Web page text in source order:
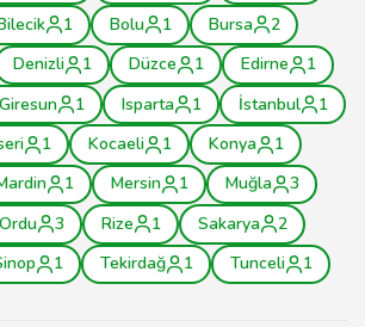
1 Bolu 1 Bursa
2
Denizli 1 Düzce 1 Edirne
1
Giresun 1 Isparta 1 İstanbul
1
1 Kocaeli 1 Konya
1
1 Mersin 1 Muğla
3
Ordu 3 Rize 1 Sakarya
2
1 Tekirdağ 1 Tunceli 1